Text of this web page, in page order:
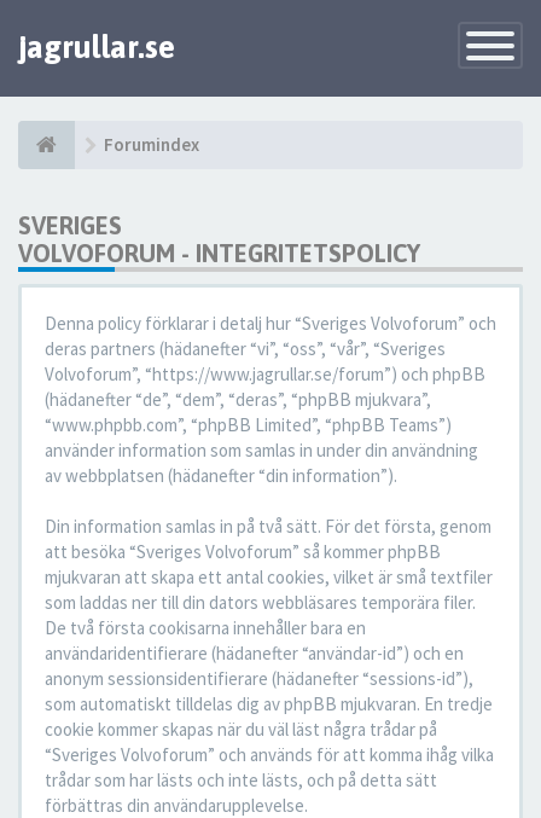
Toggle
jagrullar.se
Forumindex
SVERIGES
VOLVOFORUM - INTEGRITETSPOLICY
Denna policy förklarar i detalj hur “Sveriges Volvoforum” och
deras partners (hädanefter “vi”, “oss”, “vår”, “Sveriges
Volvoforum”, “https://www.jagrullar.se/forum”) och phpBB
(hädanefter “de”, “dem”, “deras”, “phpBB mjukvara”,
“www.phpbb.com”, “phpBB Limited”, “phpBB Teams”)
använder information som samlas in under din användning
av webbplatsen (hädanefter “din information”).
Din information samlas in på två sätt. För det första, genom
att besöka “Sveriges Volvoforum” så kommer phpBB
mjukvaran att skapa ett antal cookies, vilket är små textfiler
som laddas ner till din dators webbläsares temporära filer.
De två första cookisarna innehåller bara en
användaridentifierare (hädanefter “användar-id”) och en
anonym sessionsidentifierare (hädanefter “sessions-id”),
som automatiskt tilldelas dig av phpBB mjukvaran. En tredje
cookie kommer skapas när du väl läst några trådar på
“Sveriges Volvoforum” och används för att komma ihåg vilka
trådar som har lästs och inte lästs, och på detta sätt
förbättras din användarupplevelse.